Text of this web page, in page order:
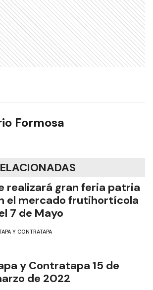
Formosa
realizará gran feria patria
el mercado frutihortícola
7 de Mayo
Y CONTRATAPA
y Contratapa 15 de
de 2022